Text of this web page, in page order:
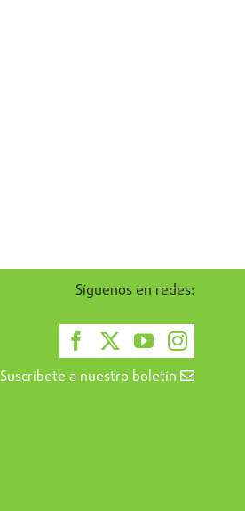
Síguenos en redes:
Suscríbete a nuestro boletín